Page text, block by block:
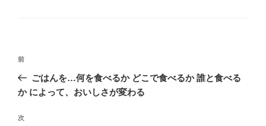
投
ナ
ゲ
前
の
投
前
ごはんを…何を食べるか どこで食べるか 誰と食べる
か によって、おいしさが変わる
次
次